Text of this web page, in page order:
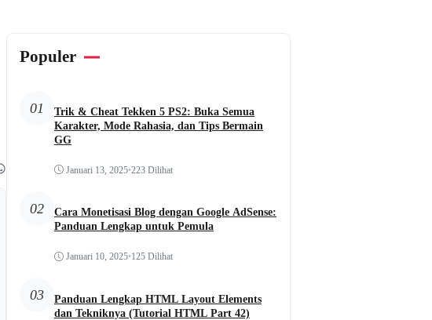
Populer
01
Trik & Cheat Tekken 5 PS2: Buka Semua
Karakter, Mode Rahasia, dan Tips Bermain
GG
Januari 13, 2025•223 Dilihat
02
Cara Monetisasi Blog dengan Google AdSense:
Panduan Lengkap untuk Pemula
Januari 10, 2025•125 Dilihat
03
Panduan Lengkap HTML Layout Elements
dan Tekniknya (Tutorial HTML Part 42)